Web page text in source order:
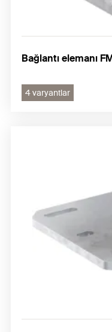
Bağlantı elemanı
4 varyantlar